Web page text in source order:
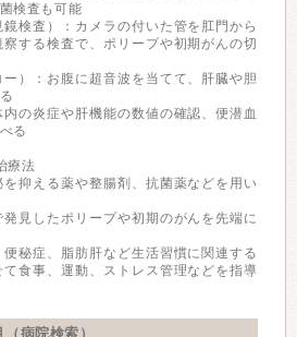
検査も可能
鏡検査）：カメラの付いた管を肛門から
する検査で、ポリープや初期がんの切
ー）：お腹に超音波を当てて、肝臓や胆
内の炎症や肝機能の数値の確認、便潜血
る
療法
を抑える薬や整腸剤、抗菌薬などを用い
発見したポリープや初期のがんを先端に
便秘症、脂肪肝など生活習慣に関連する
食事、運動、ストレス管理などを指導
病院検索）